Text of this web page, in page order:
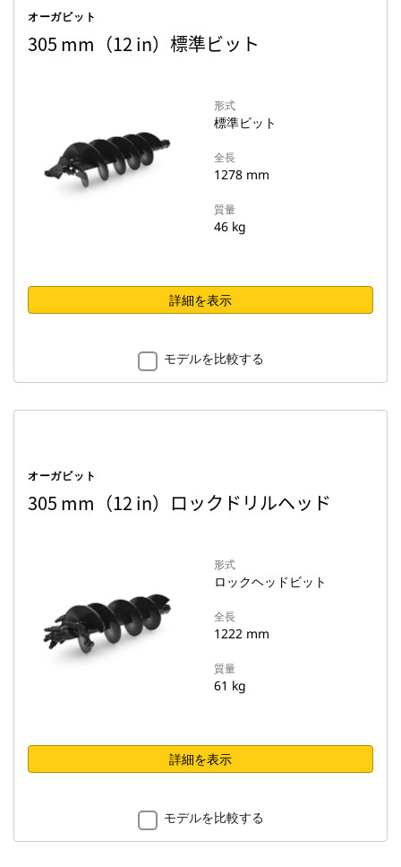
オーガビット
305 mm（12 in）標準ビット
形式
標準ビット
全長
1278 mm
質量
46 kg
詳細を表示
モデルを比較する
オーガビット
305 mm（12 in）ロックドリルヘッド
形式
ロックヘッドビット
全長
1222 mm
質量
61 kg
詳細を表示
モデルを比較する